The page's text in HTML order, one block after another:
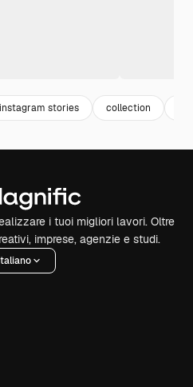
instagram stories collection
i tuoi migliori lavori. Oltre
imprese, agenzie e studi.